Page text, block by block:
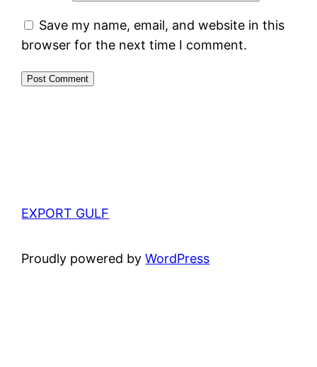
Save my name, email, and website in this
browser for the next time I comment.
EXPORT GULF
Proudly powered byWordPress